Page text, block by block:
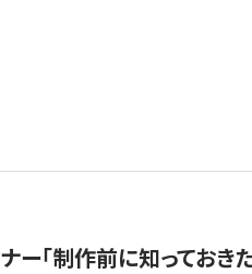
ー「制作前に知ってお